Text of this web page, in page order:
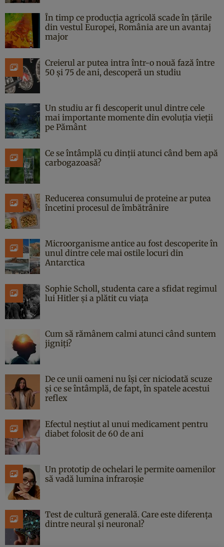
În timp ce producția agricolă scade în țările
din vestul Europei, România are un avantaj
major
Creierul ar putea intra într-o nouă fază între
50 și 75 de ani, descoperă un studiu
Un studiu ar fi descoperit unul dintre cele
mai importante momente din evoluția vieții
pe Pământ
Ce se întâmplă cu dinții atunci când bem apă
carbogazoasă?
Reducerea consumului de proteine ar putea
încetini procesul de îmbătrânire
Microorganisme antice au fost descoperite în
unul dintre cele mai ostile locuri din
Antarctica
Sophie Scholl, studenta care a sfidat regimul
lui Hitler și a plătit cu viața
Cum să rămânem calmi atunci când suntem
jigniți?
De ce unii oameni nu își cer niciodată scuze
și ce se întâmplă, de fapt, în spatele acestui
reflex
Efectul neștiut al unui medicament pentru
diabet folosit de 60 de ani
Un prototip de ochelari le permite oamenilor
să vadă lumina infraroșie
Test de cultură generală. Care este diferența
dintre neural și neuronal?